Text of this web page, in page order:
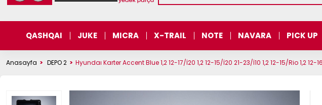
QASHQAI JUKE MICRA X-TRAIL NOTE NAVARA PICK UP
Anasayfa DEPO 2 Hyundaı Karter Accent Blue 1,2 12-17/İ20 1,2 12-15/İ20 21-23/İ10 1,2 12-15/Rio 1,2